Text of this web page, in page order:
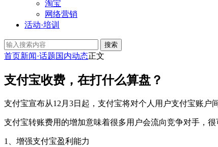
淘宝
网络营销
活动·培训
搜索
首页新闻·话题国内动态正文
支付宝收费，在打什么算盘？
支付宝宣布从12月3日起，支付宝将对个人用户支付宝账户
支付宝转账费用的增加意味着很多用户会流向竞争对手，
1、增强支付宝盈利能力